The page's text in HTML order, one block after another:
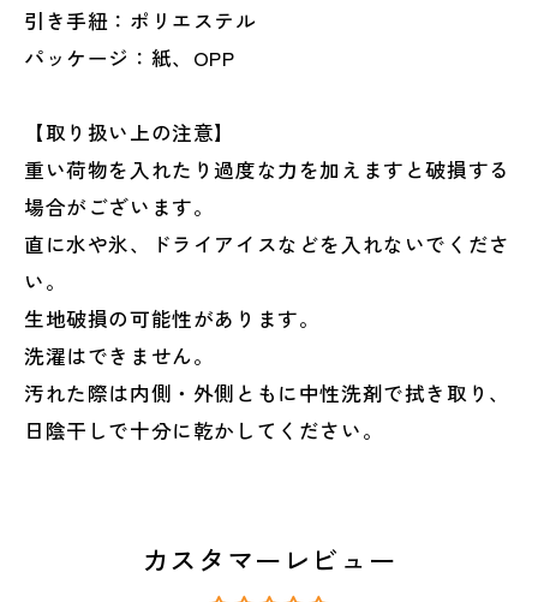
引き手紐：ポリエステル
パッケージ：紙、OPP
【取り扱い上の注意】
重い荷物を入れたり過度な力を加えますと破損する
場合がございます。
直に水や氷、ドライアイスなどを入れないでくださ
い。
生地破損の可能性があります。
洗濯はできません。
汚れた際は内側・外側ともに中性洗剤で拭き取り、
日陰干しで十分に乾かしてください。
カスタマーレビュー